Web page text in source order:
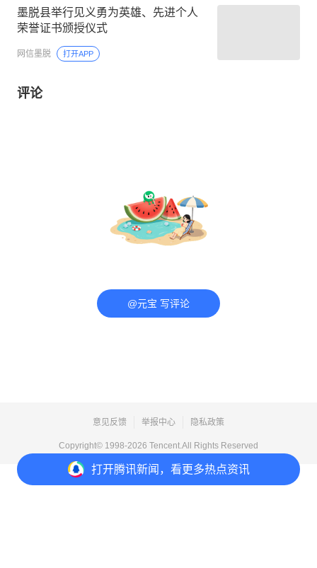
打开腾讯新闻，看更多热点资讯
墨脱县举行见义勇为英雄、先进个人
荣誉证书颁授仪式
网信墨脱 打开APP
评论
@元宝 写评论
意见反馈 举报中心 隐私政策
Copyright© 1998-2026 Tencent.All Rights Reserved